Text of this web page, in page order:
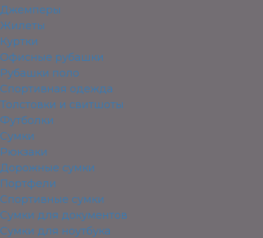
Джемперы
Жилеты
Куртки
Офисные рубашки
Рубашки поло
Спортивная одежда
Толстовки и свитшоты
Футболки
Сумки
Рюкзаки
Дорожные сумки
Портфели
Спортивные сумки
Сумки для документов
Сумки для ноутбука